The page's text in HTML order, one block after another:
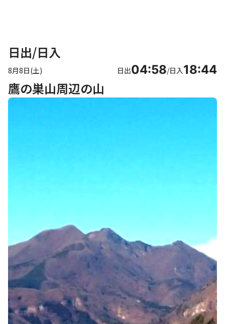
日出/日入
8月8日(土) 日出04:58/日入18:44
鷹の巣山周辺の山